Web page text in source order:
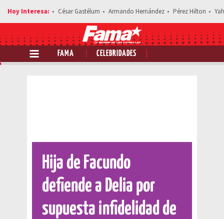
César Gastélum Armando Hernández Pérez Hilton
FAMA CELEBRIDADES
Comparte esta noticia
Hija de Facundo
defiende a Delia por
supuesta infidelidad de